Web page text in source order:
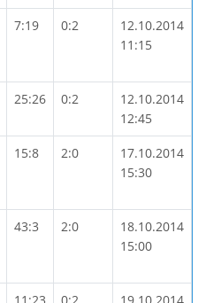
7:19 0:2
12.10.2014
11:15
25:26 0:2
12.10.2014
12:45
15:8 2:0
17.10.2014
15:30
43:3 2:0
18.10.2014
15:00